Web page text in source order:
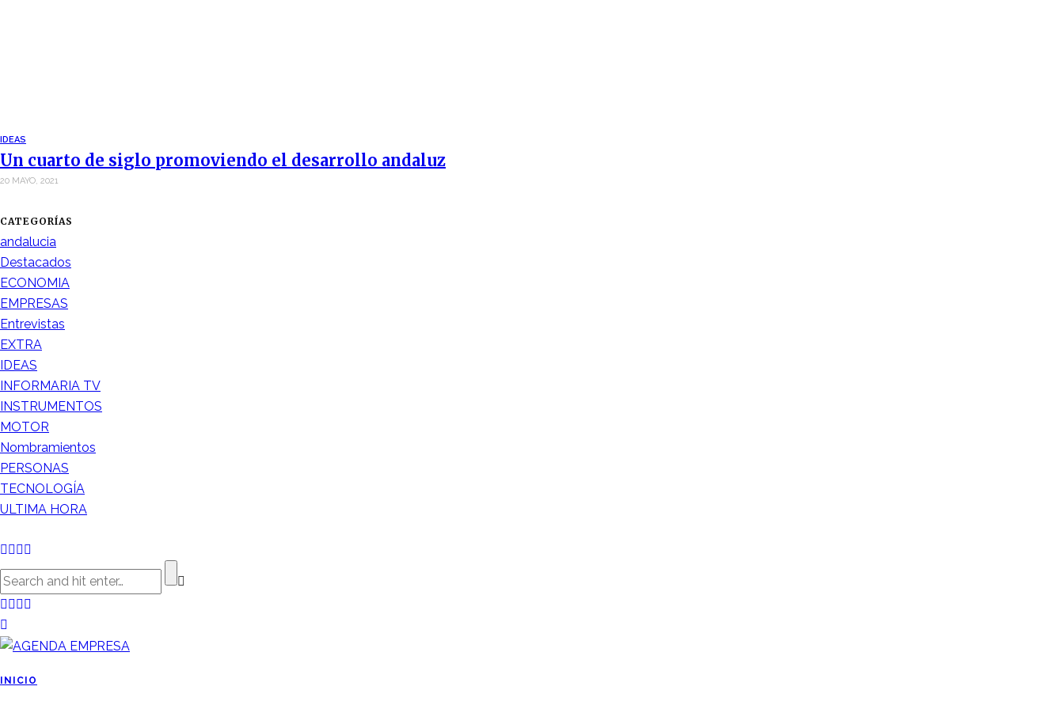
IDEAS
Un cuarto de siglo promoviendo el desarrollo andaluz
20 MAYO, 2021
CATEGORÍAS
andalucia
Destacados
ECONOMIA
EMPRESAS
Entrevistas
EXTRA
IDEAS
INFORMARIA TV
INSTRUMENTOS
MOTOR
Nombramientos
PERSONAS
TECNOLOGÍA
ULTIMA HORA
INICIO